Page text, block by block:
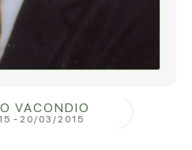
VACONDIO
- 20/03/2015